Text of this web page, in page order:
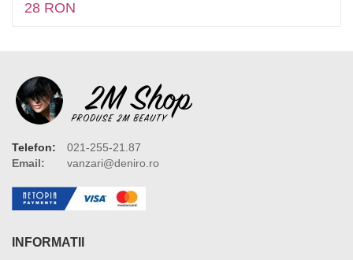
28 RON
Telefon:
021-255-21.87
Email:
vanzari@deniro.ro
INFORMATII